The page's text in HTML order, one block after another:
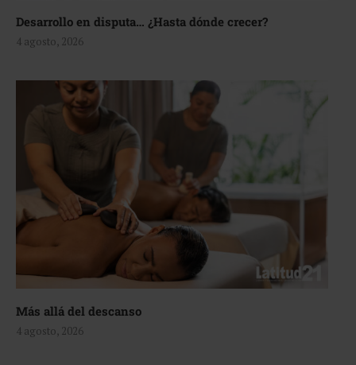
Desarrollo en disputa… ¿Hasta dónde crecer?
4 agosto, 2026
Más allá del descanso
4 agosto, 2026